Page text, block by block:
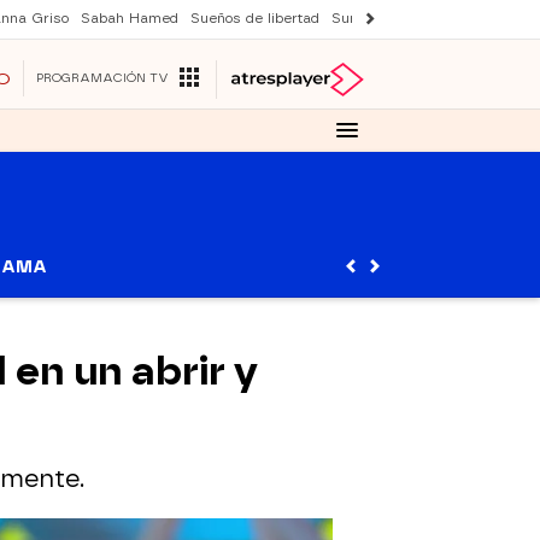
Griso Sabah Hamed Sueños de libertad Suri y Tom Cruise
PROGRAMACIÓN TV
en un abrir y